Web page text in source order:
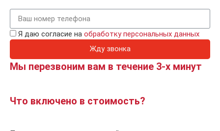
Я даю согласие на обработку персональных данных
Жду звонка
Мы перезвоним вам в течение 3-х минут
Что включено в стоимость?